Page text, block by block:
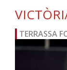
TERRASSA FC